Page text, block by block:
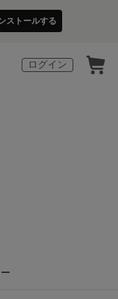
ストールする
ログイン